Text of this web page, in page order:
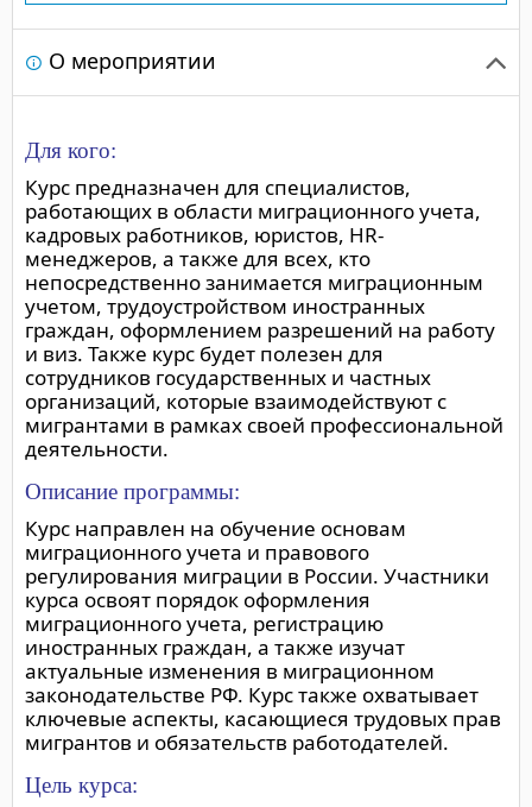
О мероприятии
Для кого:
Курс предназначен для специалистов,
работающих в области миграционного учета,
кадровых работников, юристов, HR-
менеджеров, а также для всех, кто
непосредственно занимается миграционным
учетом, трудоустройством иностранных
граждан, оформлением разрешений на работу
и виз. Также курс будет полезен для
сотрудников государственных и частных
организаций, которые взаимодействуют с
мигрантами в рамках своей профессиональной
деятельности.
Описание программы:
Курс направлен на обучение основам
миграционного учета и правового
регулирования миграции в России. Участники
курса освоят порядок оформления
миграционного учета, регистрацию
иностранных граждан, а также изучат
актуальные изменения в миграционном
законодательстве РФ. Курс также охватывает
ключевые аспекты, касающиеся трудовых прав
мигрантов и обязательств работодателей.
Цель курса: